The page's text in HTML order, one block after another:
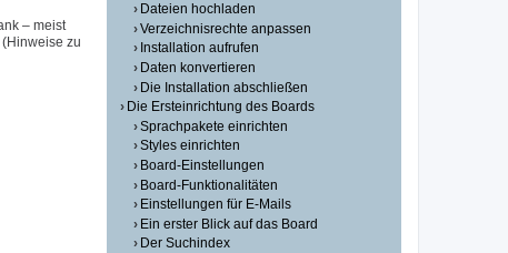
– meist
zu
Dateien hochladen
Verzeichnisrechte anpassen
Installation aufrufen
Daten konvertieren
Die Installation abschließen
Die Ersteinrichtung des Boards
Sprachpakete einrichten
Styles einrichten
Board-Einstellungen
Board-Funktionalitäten
Einstellungen für E-Mails
Ein erster Blick auf das Board
Der Suchindex